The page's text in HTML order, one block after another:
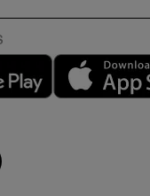
Play market
page:
Facebook page:
Visit our YouTube